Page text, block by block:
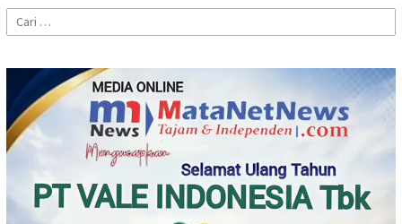
Cari
untuk: